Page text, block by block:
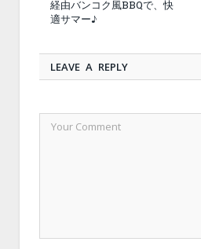
経由バンコク風BBQで、快
適サマー♪
LEAVE A REPLY